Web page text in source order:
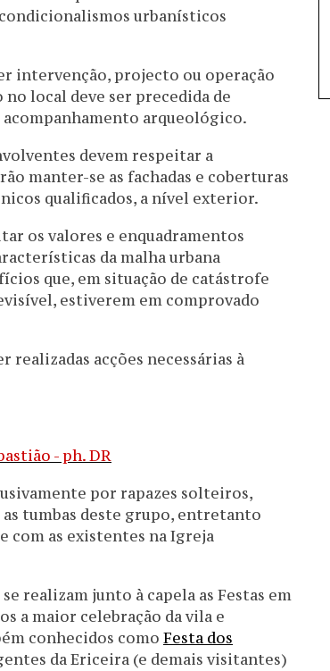
urbanísticos
intervenção, projecto ou operação
local deve ser precedida de
arqueológico.
devem respeitar a
manter-se as fachadas e coberturas
qualificados, a nível exterior.
os valores e enquadramentos
da malha urbana
que, em situação de catástrofe
estiverem em comprovado
realizadas acções necessárias à
por rapazes solteiros,
tumbas deste grupo, entretanto
com as existentes na Igreja
realizam junto à capela as Festas em
a maior celebração da vila e
conhecidos como Festa dos
da Ericeira (e demais visitantes)